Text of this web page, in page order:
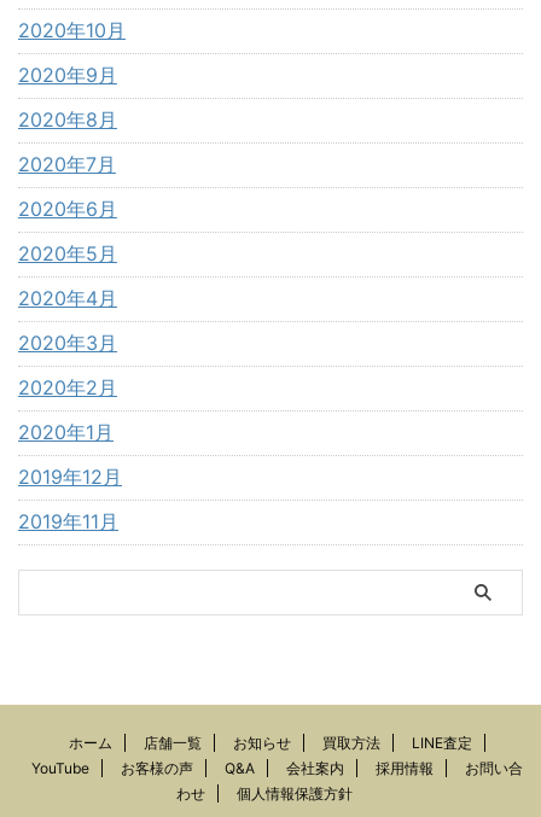
2020年10月
2020年9月
2020年8月
2020年7月
2020年6月
2020年5月
2020年4月
2020年3月
2020年2月
2020年1月
2019年12月
2019年11月
ホーム 店舗一覧 お知らせ 買取方法
LINE査定
YouTube
お客様の声 Q&A 会社案内 採用情報
お問い合
わせ
個人情報保護方針